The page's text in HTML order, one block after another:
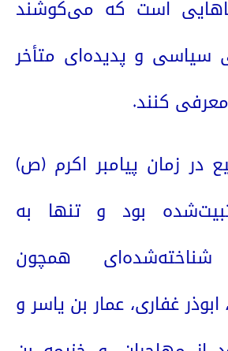
است که می‌کوشند
سیاسی و پدیده‌ای متأخر
معرفی کنند.
در زمان پیامبر اکرم (ص)
بود و تنها به
همچون
غفاری، عمار بن یاسر و